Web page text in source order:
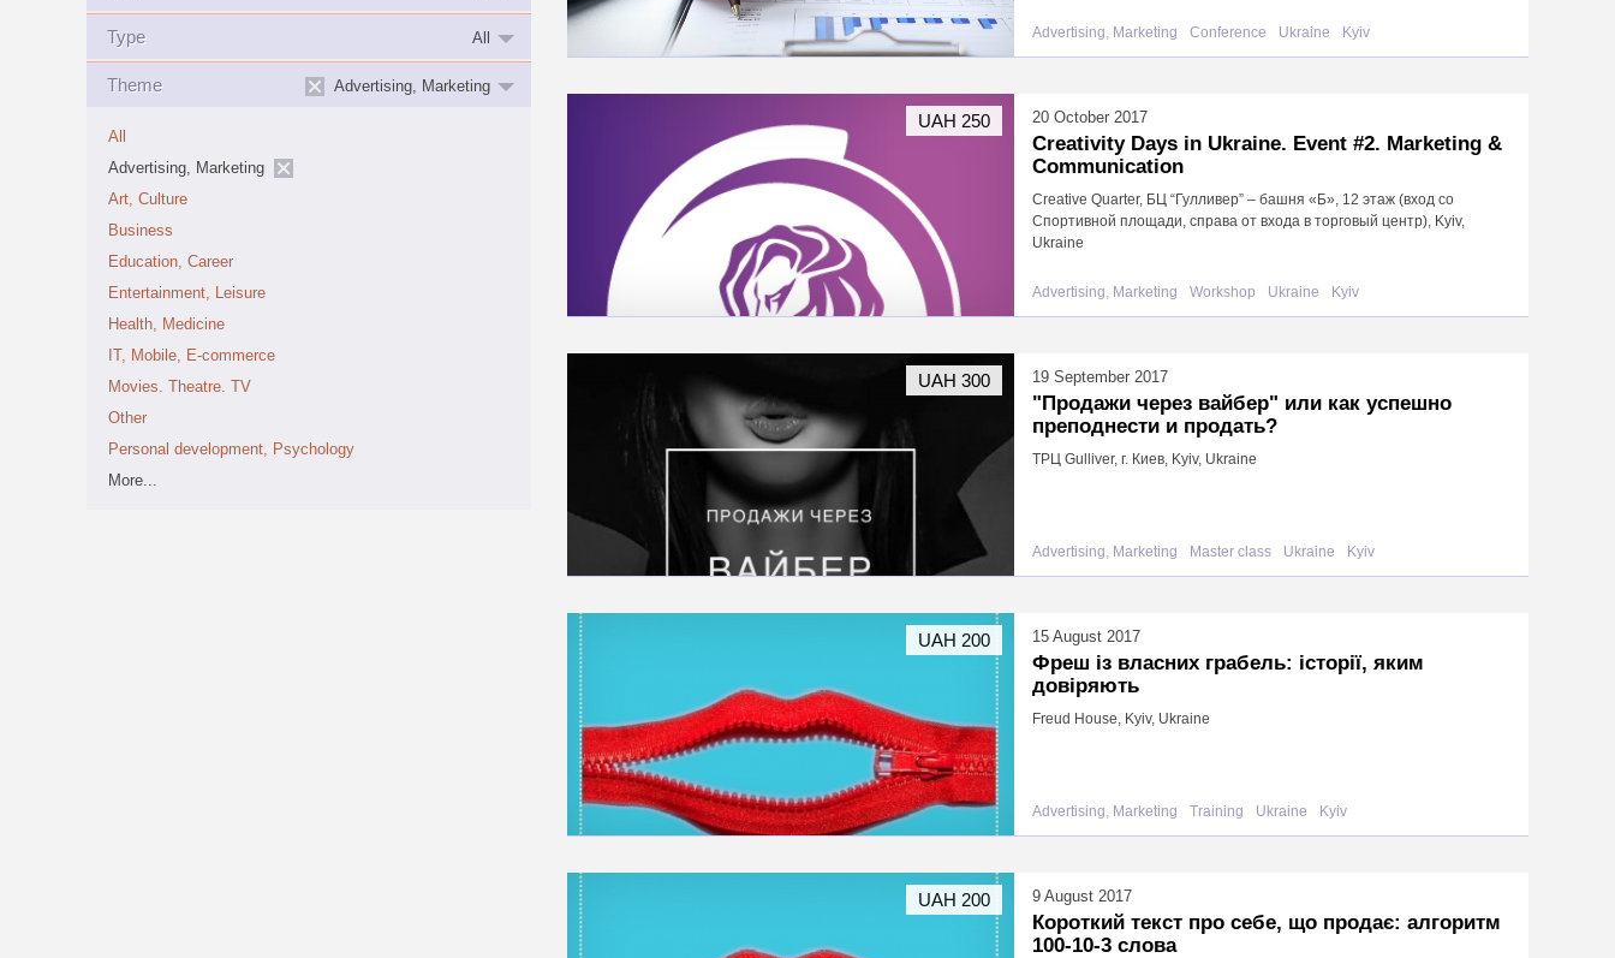
Type All
Theme Advertising, Marketing
All
Advertising, Marketing
Art, Culture
Business
Education, Career
Entertainment, Leisure
Health, Medicine
IT, Mobile, E-commerce
Movies. Theatre. TV
Other
Personal development, Psychology
More...
Advertising, Marketing Conference Ukraine Kyiv
20 October 2017
Creativity Days in Ukraine. Event #2. Marketing &
Communication
Creative Quarter, БЦ “Гулливер” – башня «Б», 12 этаж (вход со
Спортивной площади, справа от входа в торговый центр), Kyiv,
Ukraine
Advertising, Marketing Workshop Ukraine Kyiv
UAH 250
19 September 2017
"Продажи через вайбер" или как успешно
преподнести и продать?
ТРЦ Gulliver, г. Киев, Kyiv, Ukraine
Advertising, Marketing Master class Ukraine Kyiv
UAH 300
15 August 2017
Фреш із власних грабель: історії, яким
довіряють
Freud House, Kyiv, Ukraine
Advertising, Marketing Training Ukraine Kyiv
UAH 200
9 August 2017
Короткий текст про себе, що продає: алгоритм
100-10-3 слова
UAH 200